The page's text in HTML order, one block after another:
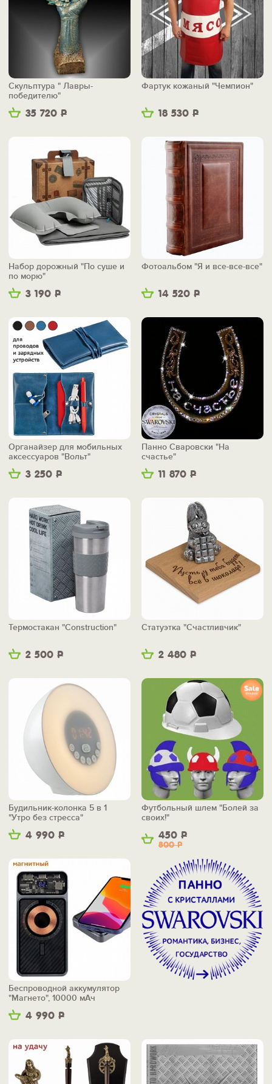
35 720 Р
Скульптура " Лавры-
победителю"
18 530 Р
Фартук кожаный "Чемпион"
3 190 Р
Набор дорожный "По суше и
по морю"
14 520 Р
Фотоальбом "Я и все-все-все"
3 250 Р
Органайзер для мобильных
аксессуаров "Вольт"
11 870 Р
Панно Сваровски "На
счастье"
2 500 Р
Термостакан "Construction"
2 480 Р
Статуэтка "Счастливчик"
4 990 Р
Будильник-колонка 5 в 1
"Утро без стресса"
450 Р
800Р
Футбольный шлем "Болей за
своих!"
4 990 Р
Беспроводной аккумулятор
"Магнето", 10000 мАч